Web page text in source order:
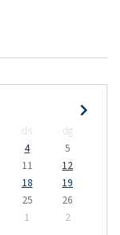
ds
dg
4
5
11
12
18
19
25
26
1 2